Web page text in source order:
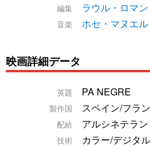
編集 ラウル・ロマン
音楽 ホセ・マヌエ
映画詳細データ
英題 PA NEGRE
製作国 スペイン/フラ
配給 アルシネテラン
技術
カラー/デジタ